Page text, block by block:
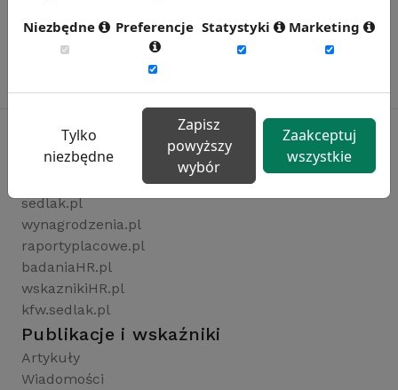
Rynekpracy.pl
sedlak.pl
wynagrodzenia.pl
raportyplacowe.pl
badaniaHR.pl
wskaznikiHR.pl
kfw.sedlak.pl
Publikacje i wskaźniki
Artykuły
Wiadomości
Niezbędne Preferencje Statystyki Marketing
Tylko
niezbędne
Zapisz
powyższy
wybór
Zaakceptuj
wszystkie